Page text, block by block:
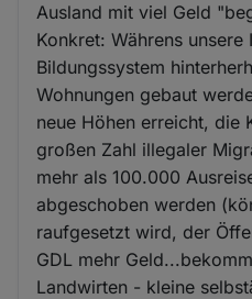
Ausland mit viel Geld
Konkret: Währens
Bildungssystem
Wohnungen gebaut
neue Höhen erreicht, die
großen Zahl illegaler
mehr als 100.000
abgeschoben werden
raufgesetzt wird, der
GDL mehr
Landwirten - kleine